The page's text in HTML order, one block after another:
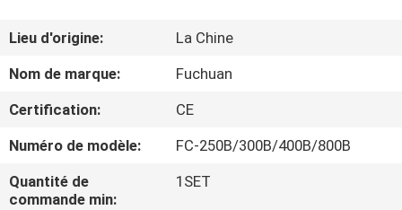
VIDÉOS
LE
SPECTACLE
VR
Lieu d'origine:
La Chine
Nom de marque:
Fuchuan
Certification:
CE
Numéro de modèle:
FC-250B/300B/400B/800B
Quantité de
commande min:
1SET